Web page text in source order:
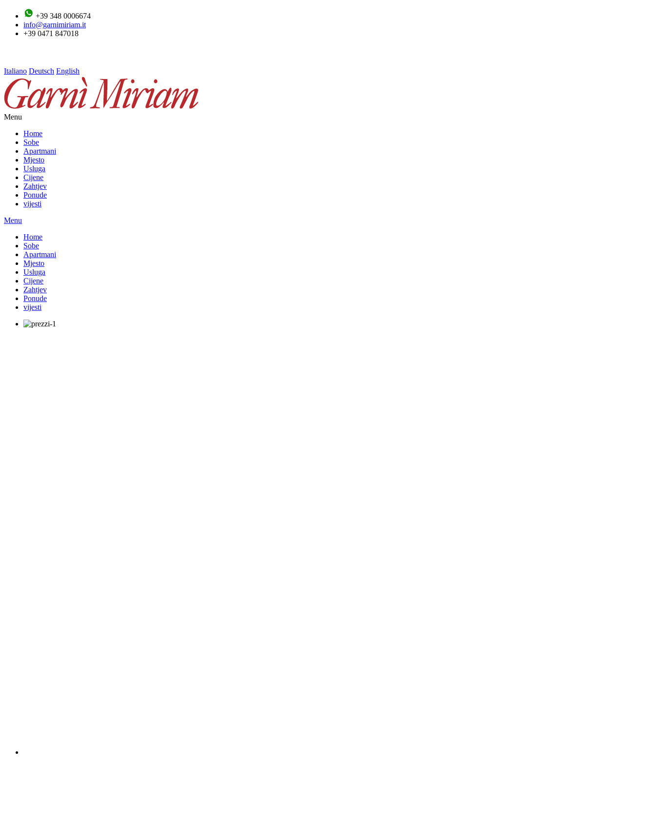
+39 348 0006674
info@garnimiriam.it
+39 0471 847018
Italiano Deutsch English
Menu
Home
Sobe
Apartmani
Mjesto
Usluga
Cijene
Zahtjev
Ponude
vijesti
Menu
Home
Sobe
Apartmani
Mjesto
Usluga
Cijene
Zahtjev
Ponude
vijesti